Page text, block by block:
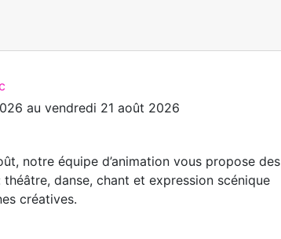
auvendredi 21 août 2026
notre équipe d’animation vous propose des
danse, chant et expression scénique
créatives.